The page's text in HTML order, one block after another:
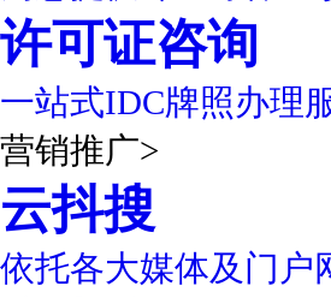
许可证咨询
一站式IDC牌照办理
营销推广>
云抖搜
依托各大媒体及门户